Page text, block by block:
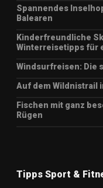
Spannendes
Balearen
Kinderfreundliche
Winterreisetipps für
Windsurfreisen: Die
Auf dem Wildnistrail
Fischen mit ganz
Rügen
Tipps Sport &